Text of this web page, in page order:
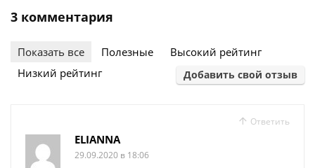
3 комментария
Показать все Полезные
Высокий рейтинг
Низкий рейтинг
Добавить свой отзыв
Ответить
ELIANNA
29.09.2020 в 18:06